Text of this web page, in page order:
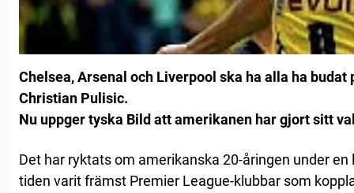
Chelsea, Arsenal och Liverpool ska ha alla ha budat
Christian Pulisic.
Nu uppger tyska Bild att amerikanen har gjort sitt
Det har ryktats om amerikanska 20-åringen under en
tiden varit främst Premier League-klubbar som